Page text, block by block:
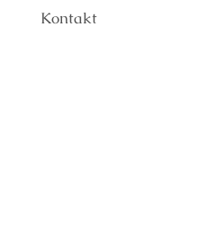
Kontakt